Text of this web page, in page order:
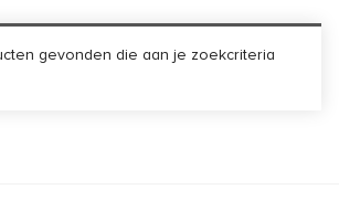
gevonden die aan je zoekcriteria